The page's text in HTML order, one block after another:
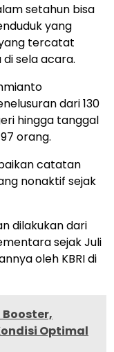
setahun bisa
yang
yang tercatat
sela acara.
dari 130
hingga tanggal
orang.
catatan
nonaktif sejak
dilakukan dari
sejak Juli
oleh KBRI di
Optimal